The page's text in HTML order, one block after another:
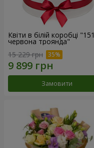
Квіти в білій коробці "151
червона троянда"
15 229 грн
Замовити